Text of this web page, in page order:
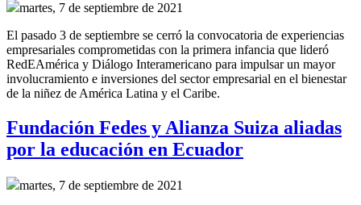
martes, 7 de septiembre de 2021
El pasado 3 de septiembre se cerró la convocatoria de experiencias
empresariales comprometidas con la primera infancia que lideró
RedEAmérica y Diálogo Interamericano para impulsar un mayor
involucramiento e inversiones del sector empresarial en el bienestar
de la niñez de América Latina y el Caribe.
Fundación Fedes y Alianza Suiza aliadas
por la educación en Ecuador
martes, 7 de septiembre de 2021